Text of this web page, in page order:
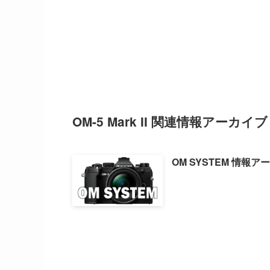
OM-5 Mark II 関連情報アーカイブ
OM SYSTEM 情報ア